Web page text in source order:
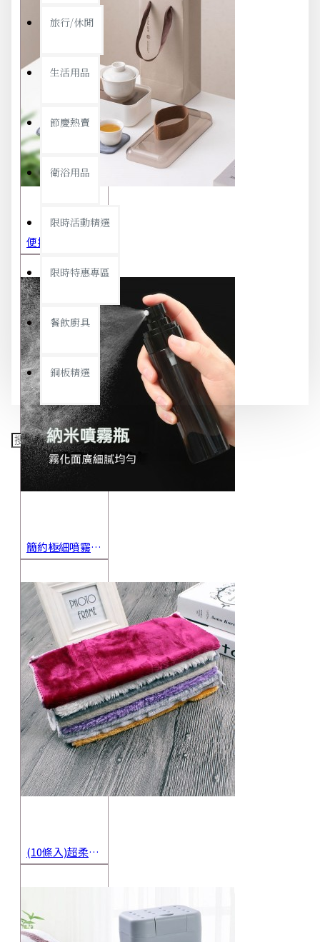
旅行/休閒
生活用品
節慶熱賣
衛浴用品
限時活動精選
限時特惠專區
餐飲廚具
銅板精選
簡約極細噴霧瓶 旅行分裝瓶 保養品分裝 酒精噴霧瓶 小噴壺 香水瓶 隨身瓶
(10條入)超柔軟抹布 不沾油洗碗巾 多用途擦拭布